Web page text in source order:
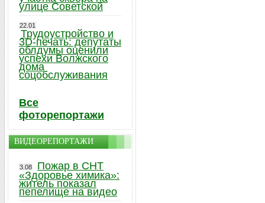
улице Советской
22.01
Трудоустройство и
3D-печать: депутаты
облдумы оценили
успехи Волжского
дома
соцобслуживания
Все
фоторепортажи
ВИДЕОРЕПОРТАЖИ
3.08
Пожар в СНТ
«Здоровье химика»:
житель показал
пепелище на видео